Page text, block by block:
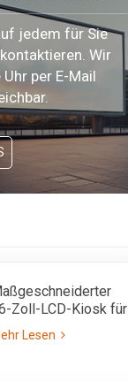
jedem für Sie
Wir
per E-Mail
Zoll-LCD-Kiosk für
Außenbereich,
Lesen